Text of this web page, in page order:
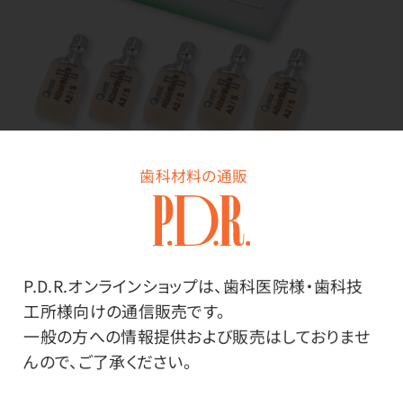
歯科材料の通販
P.D.R.オンラインショップは、歯科医院様・歯科技
工所様向けの通信販売です。
一般の方への情報提供および販売はしておりませ
んので、ご了承ください。
アルタイルブロック2（ユニバーサル用）
高い強度と優れた研磨性を兼ね備えています。
球状フィラーを採用した、ハイブリッドレジンブロック。 研
磨加工の作業が簡単に行え、クラウン等の歯冠修復物に
使用可能。 天然歯に近い審美性、高い強度で耐久性に優